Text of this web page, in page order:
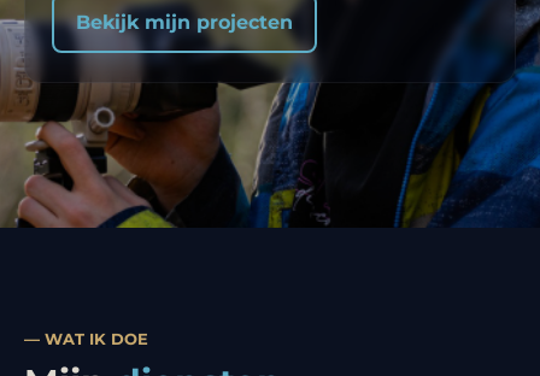
Bekijk mijn projecten
— WAT IK DOE